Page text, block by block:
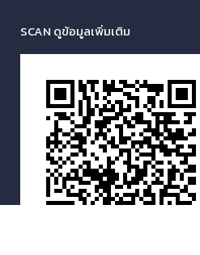
SCAN ดูข้อมูลเพิ่มเติม